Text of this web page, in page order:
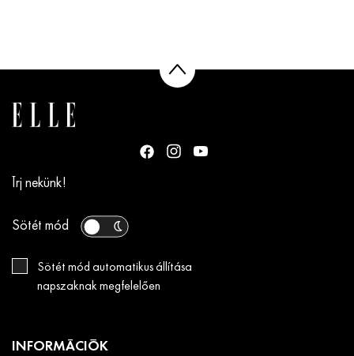
Írj nekünk!
Sötét mód
Sötét mód automatikus állítása
napszaknak megfelelően
INFORMÁCIÓK